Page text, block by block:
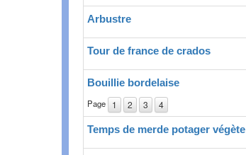
Arbustre
Tour de france de crados
Bouillie bordelaise
Page 1 2 3 4
Temps de merde potager végète